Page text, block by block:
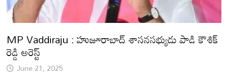
MP Vaddiraju : హుజూరాబాద్ శాసనసభ్యుడు పాడి కౌశిక్
రెడ్డి అరెస్ట్
June 21, 2025